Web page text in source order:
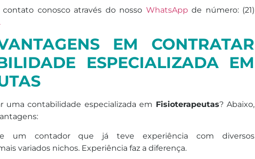
conosco através do nosso WhatsApp de número: (21)
EM CONTRATAR
ESPECIALIZADA EM
uma contabilidade especializada em Fisioterapeutas? Abaixo,
um contador que já teve experiência com diversos
variados nichos. Experiência faz a diferença.